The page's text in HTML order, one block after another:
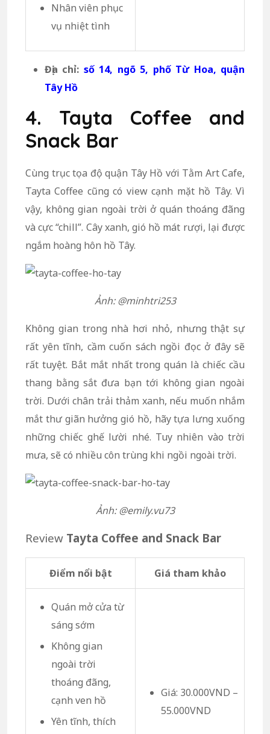
Nhân viên phục
vụ nhiệt tình
Địa chỉ: số 14, ngõ 5, phố Từ Hoa, quận
Tây Hồ
4. Tayta Coffee and
Snack Bar
Cùng trục tọa độ quận Tây Hồ với Tằm Art Cafe,
Tayta Coffee cũng có view cạnh mặt hồ Tây. Vì
vậy, không gian ngoài trời ở quán thoáng đãng
và cực “chill”. Cây xanh, gió hồ mát rượi, lại được
ngắm hoàng hôn hồ Tây.
Ảnh: @minhtri253
Không gian trong nhà hơi nhỏ, nhưng thật sự
rất yên tĩnh, cầm cuốn sách ngồi đọc ở đây sẽ
rất tuyệt. Bắt mắt nhất trong quán là chiếc cầu
thang bằng sắt đưa bạn tới không gian ngoài
trời. Dưới chân trải thảm xanh, nếu muốn nhắm
mắt thư giãn hưởng gió hồ, hãy tựa lưng xuống
những chiếc ghế lười nhé. Tuy nhiên vào trời
mưa, sẽ có nhiều côn trùng khi ngồi ngoài trời.
Ảnh: @emily.vu73
Review Tayta Coffee and Snack Bar
Điểm nổi bật Giá tham khảo
Quán mở cửa từ
sáng sớm
Không gian
ngoài trời
thoáng đãng,
cạnh ven hồ
Yên tĩnh, thích
Giá: 30.000VND –
55.000VND